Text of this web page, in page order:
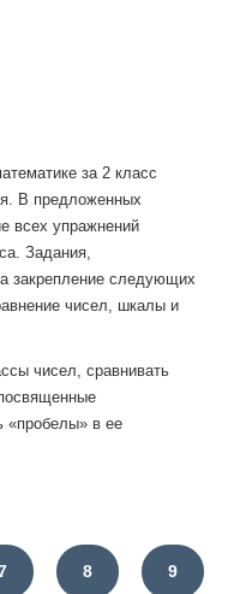
за 2 класс
В предложенных
всех упражнений
Задания,
закрепление следующих
чисел, шкалы и
чисел, сравнивать
«пробелы» в ее
8 9